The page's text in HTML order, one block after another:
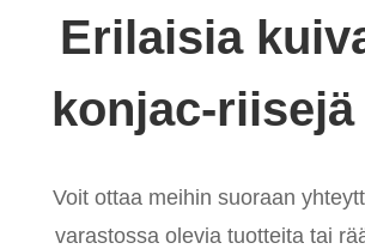
Erilaisia
konjac-
Voit ottaa meihin suoraan
varastossa olevia tuotteita tai